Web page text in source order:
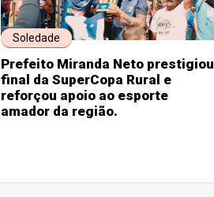
Soledade
Prefeito Miranda Neto prestigiou
final da SuperCopa Rural e
reforçou apoio ao esporte
amador da região.